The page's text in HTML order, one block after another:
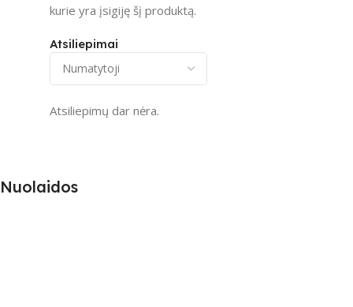
Atsiliepimai
Atsiliepimų dar nėra.
kurie yra įsigiję šį produktą.
Nuolaidos